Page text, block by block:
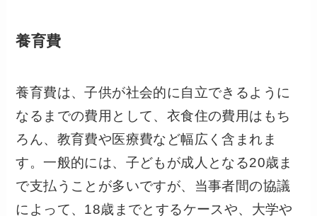
養育費
養育費は、子供が社会的に自立できるように
なるまでの費用として、衣食住の費用はもち
ろん、教育費や医療費など幅広く含まれま
す。一般的には、子どもが成人となる20歳ま
で支払うことが多いですが、当事者間の協議
によって、18歳までとするケースや、大学や